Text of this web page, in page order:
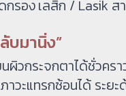
รอง เลสิก / Lasik ส
บมานิ่ง”
ผิวกระจกตาได้ชั่วคร
วะแทรกซ้อนได้ ระย